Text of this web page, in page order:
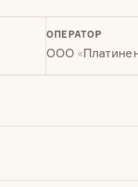
ОПЕРАТОР
ООО